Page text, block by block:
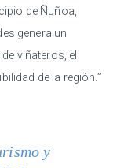
de Ñuñoa,
genera un
viñateros, el
de la región.”
y